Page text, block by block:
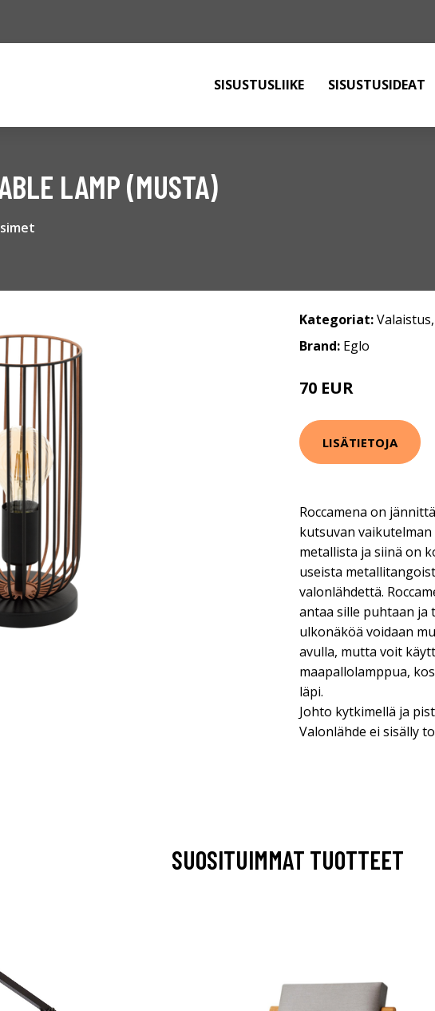
SISUSTUSLIIKE SISUSTUSIDEAT
LAMP (MUSTA)
Kategoriat:Valaistus,
Brand: Eglo
70 EUR
LISÄTIETOJA
Roccamena on
kutsuvan
metallista ja siinä on
useista
valonlähdettä.
antaa sille puhtaan ja
ulkonäköä voidaan
avulla, mutta voit
maapallolamppua,
läpi.
Johto kytkimellä ja
Valonlähde ei sisälly
SUOSITUIMMAT TUOTTEET